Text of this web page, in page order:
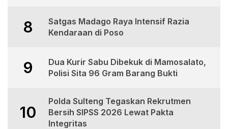
8
Satgas Madago Raya Intensif Razia
Kendaraan di Poso
9
Dua Kurir Sabu Dibekuk di Mamosalato,
Polisi Sita 96 Gram Barang Bukti
10
Polda Sulteng Tegaskan Rekrutmen
Bersih SIPSS 2026 Lewat Pakta
Integritas